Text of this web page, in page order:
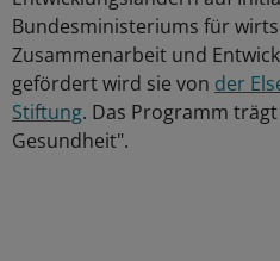
Bundesministeriums für
Zusammenarbeit und
gefördert wird sie von der
Stiftung. Das Programm
Gesundheit".